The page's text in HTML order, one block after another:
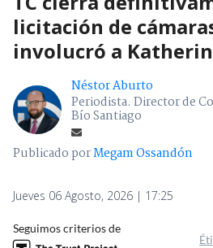
licitación de
involucró a
Néstor Aburto
Periodista. Director de
Bío Santiago
Publicado porMegam Ossandón
Jueves 06 Agosto, 2026 | 17:25
Seguimos criterios de